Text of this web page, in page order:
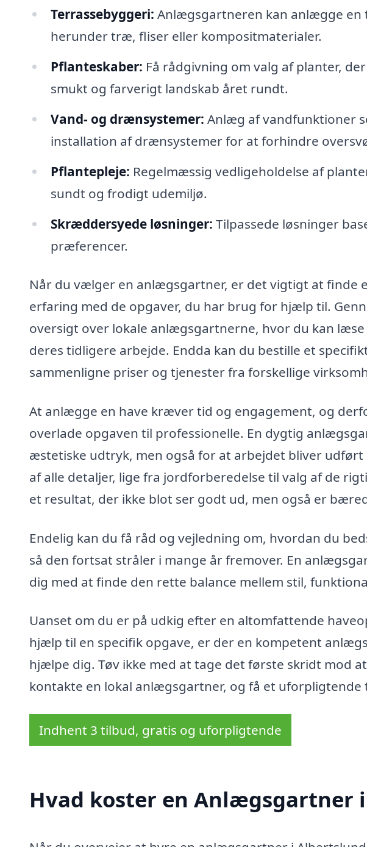
Terrassebyggeri: Anlægsgartneren kan anlægge en
herunder træ, fliser eller kompositmaterialer.
Pflanteskaber: Få rådgivning om valg af planter,
smukt og farverigt landskab året rundt.
Vand- og drænsystemer: Anlæg af vandfunktioner
installation af drænsystemer for at forhindre
Pflantepleje: Regelmæssig vedligeholdelse af
sundt og frodigt udemiljø.
Skræddersyede løsninger: Tilpassede løsninger
præferencer.
Når du vælger en anlægsgartner, er det vigtigt at finde
erfaring med de opgaver, du har brug for hjælp til.
oversigt over lokale anlægsgartnerne, hvor du kan
deres tidligere arbejde. Endda kan du bestille et
sammenligne priser og tjenester fra forskellige
At anlægge en have kræver tid og engagement, og
overlade opgaven til professionelle. En dygtig
æstetiske udtryk, men også for at arbejdet bliver
af alle detaljer, lige fra jordforberedelse til valg af de
et resultat, der ikke blot ser godt ud, men også er
Endelig kan du få råd og vejledning om, hvordan du
så den fortsat stråler i mange år fremover. En
dig med at finde den rette balance mellem stil,
Uanset om du er på udkig efter en altomfattende
hjælp til en specifik opgave, er der en kompetent
hjælpe dig. Tøv ikke med at tage det første skridt mod
kontakte en lokal anlægsgartner, og få et uforpligtende
Indhent 3 tilbud, gratis og uforpligtende
Hvad koster en Anlægsgartner